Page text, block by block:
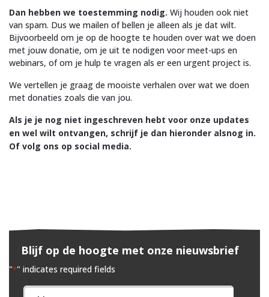
Dan hebben we toestemming nodig. Wij houden ook niet
van spam. Dus we mailen of bellen je alleen als je dat wilt.
Bijvoorbeeld om je op de hoogte te houden over wat we doen
met jouw donatie, om je uit te nodigen voor meet-ups en
webinars, of om je hulp te vragen als er een urgent project is.
We vertellen je graag de mooiste verhalen over wat we doen
met donaties zoals die van jou.
Als je je nog niet ingeschreven hebt voor onze updates
en wel wilt ontvangen, schrijf je dan hieronder alsnog in.
Of volg ons op social media.
Blijf op de hoogte met onze nieuwsbrief
"*" indicates required fields